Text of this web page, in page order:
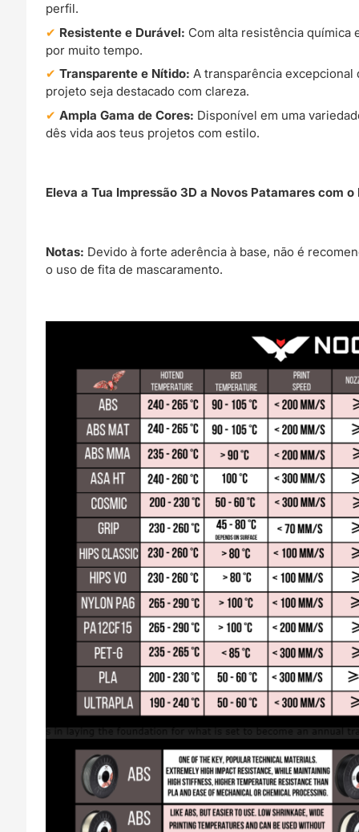
perfil.
Resistente e Durável: Com alta resistência química
por muito tempo.
Transparente e Nítido: A transparência excepcional
projeto seja destacado com clareza.
Ampla Gama de Cores: Disponível em uma
dês vida aos teus projetos com estilo.
Eleva a Tua Impressão 3D a Novos Patamares com
Notas: Devido à forte aderência à base, não é
o uso de fita de mascaramento.